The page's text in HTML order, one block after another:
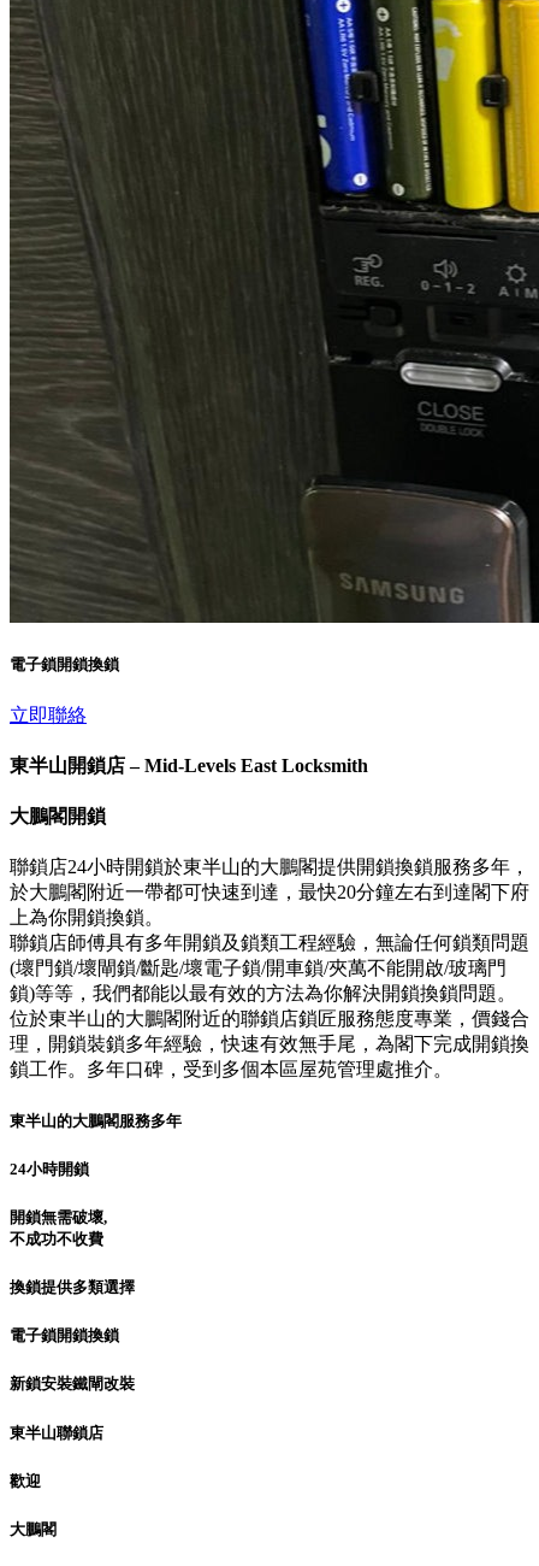
電子鎖開鎖換鎖
立即聯絡
東半山開鎖店 – Mid-Levels East Locksmith
大鵬閣開鎖
聯鎖店24小時開鎖於東半山的大鵬閣提供開鎖換鎖服務多年，
於大鵬閣附近一帶都可快速到達，最快20分鐘左右到達閣下府
上為你開鎖換鎖。
聯鎖店師傅具有多年開鎖及鎖類工程經驗，無論任何鎖類問題
(壞門鎖/壞閘鎖/斷匙/壞電子鎖/開車鎖/夾萬不能開啟/玻璃門
鎖)等等，我們都能以最有效的方法為你解決開鎖換鎖問題。
位於東半山的大鵬閣附近的聯鎖店鎖匠服務態度專業，價錢合
理，開鎖裝鎖多年經驗，快速有效無手尾，為閣下完成開鎖換
鎖工作。多年口碑，受到多個本區屋苑管理處推介。
東半山的大鵬閣服務多年
24小時開鎖
開鎖無需破壞,
不成功不收費
換鎖提供多類選擇
電子鎖開鎖換鎖
新鎖安裝鐵閘改裝
東半山聯鎖店
歡迎
大鵬閣